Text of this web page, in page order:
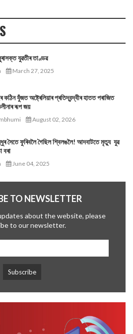
যুৱতীৰ তাণ্ডৱ
March 27, 2025
যুঁজত অষ্ট্ৰেলিয়াৰ প্ৰতিদ্বন্দ্বীৰ হাতত পৰাজিত
ৰূপ জয়
August 02, 2026
সৈতে ফুৰিবলৈ গৈছিল শ্বিলঙলৈ! আদবাটতে মৃত্যু যুৱ
বৰা
June 04, 2025
TO NEWSLETTER
about the website, please
to our newsletter.